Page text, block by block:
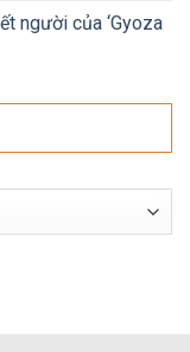
người của ‘Gyoza